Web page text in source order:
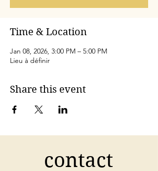
Time & Location
Jan 08, 2026, 3:00 PM – 5:00 PM
Lieu à définir
Share this event
contact